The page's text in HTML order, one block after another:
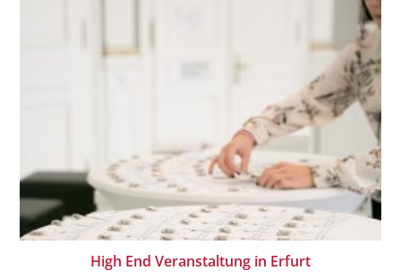
High End Veranstaltung in Erfurt